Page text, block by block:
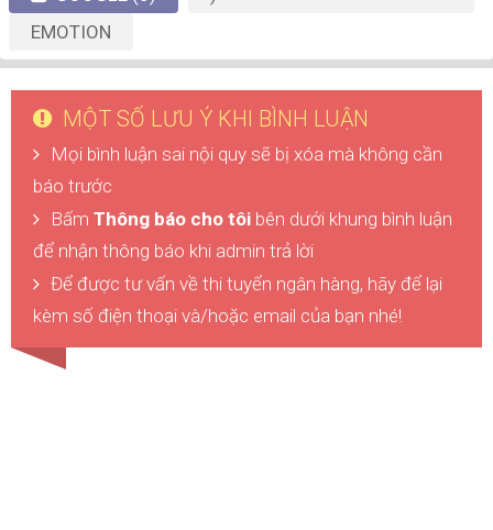
EMOTION
MỘT SỐ LƯU Ý KHI BÌNH LUẬN
Mọi bình luận sai nội quy sẽ bị xóa mà không cần
báo trước
Bấm Thông báo cho tôi bên dưới khung bình luận
để nhận thông báo khi admin trả lời
Để được tư vấn về thi tuyển ngân hàng, hãy để lại
kèm số điện thoại và/hoặc email của bạn nhé!